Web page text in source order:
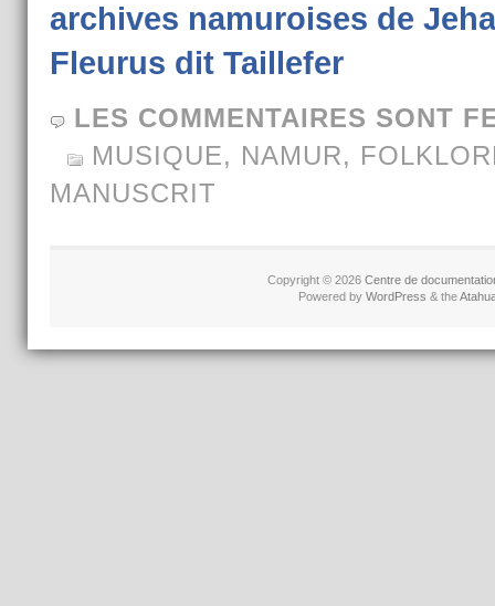
archives namuroises de
Fleurus dit Taillefer
LES COMMENTAIRES SONT
MUSIQUE, NAMUR,
MANUSCRIT
Copyright © 2026 Centre de
Powered by WordPress & the